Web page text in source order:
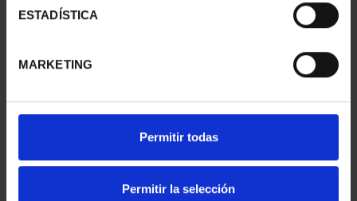
ESTADÍSTICA
MARKETING
Permitir todas
Permitir la selección
140,00 €
CINCUENTÍN